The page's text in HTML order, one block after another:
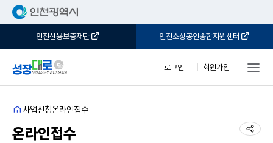
인천신용보증재단 인천소상공인종합지원센터
로그인 회원가입
홈
사업신청온라인접수
온라인접수 공